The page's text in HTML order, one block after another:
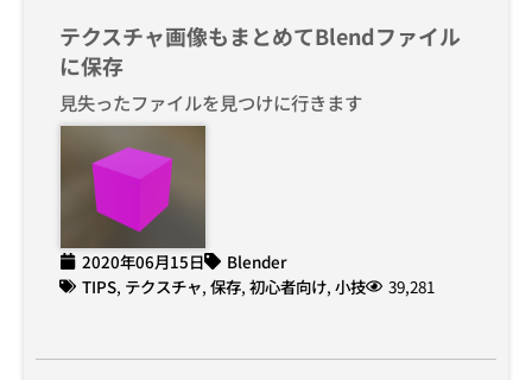
テクスチャ画像もまとめてBlendファイル
に保存
見失ったファイルを見つけに行きます
2020年06月15日
Blender
TIPS, テクスチャ, 保存, 初心者向け, 小技 39,281